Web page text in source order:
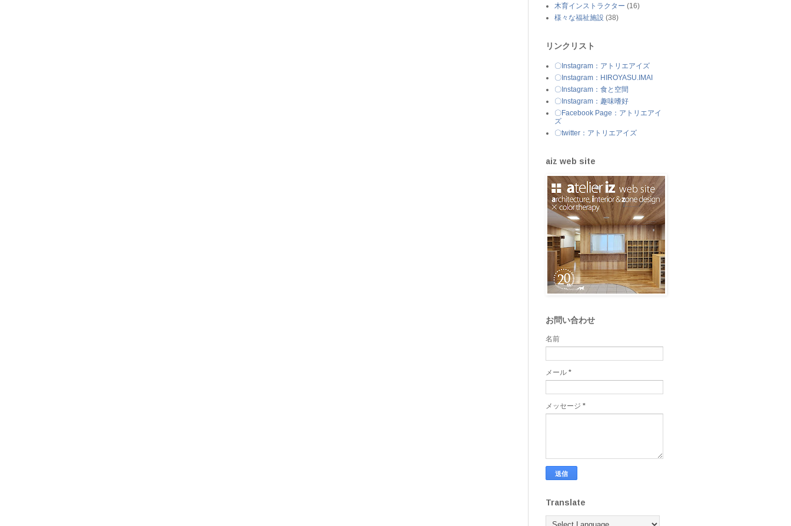
木育インストラクター (16)
様々な福祉施設 (38)
リンクリスト
〇Instagram：アトリエアイズ
〇Instagram：HIROYASU.IMAI
〇Instagram：食と空間
〇Instagram：趣味嗜好
〇Facebook Page：アトリエアイ
ズ
〇twitter：アトリエアイズ
aiz web site
お問い合わせ
名前
メール *
メッセージ *
Translate